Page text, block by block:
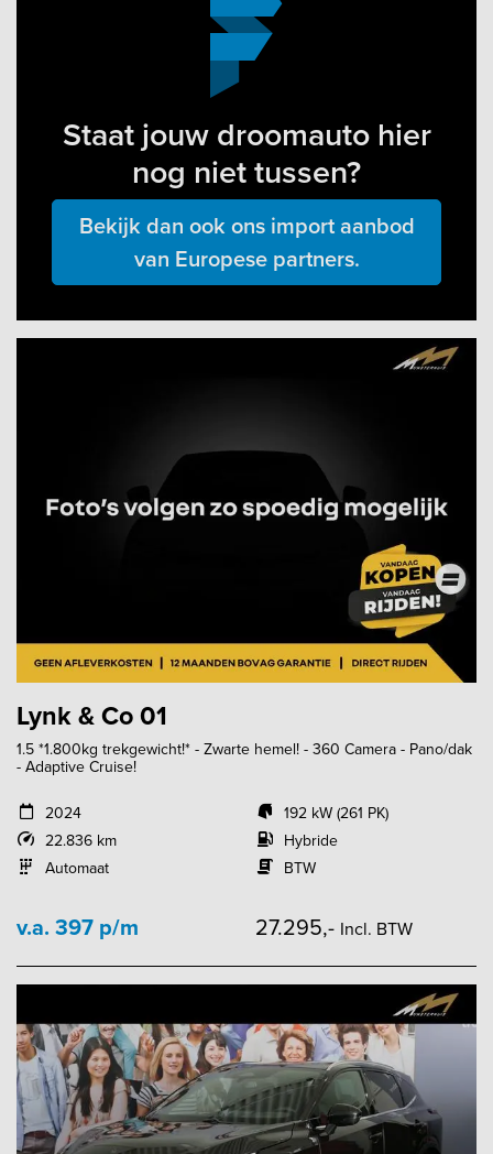
Staat jouw droomauto hier
nog niet tussen?
Bekijk dan ook ons import aanbod
van Europese partners.
Lynk & Co 01
1.5 *1.800kg trekgewicht!* - Zwarte hemel! - 360 Camera - Pano/dak
- Adaptive Cruise!
2024
22.836 km
Automaat
192 kW (261 PK)
Hybride
BTW
v.a. 397 p/m 27.295,- Incl. BTW